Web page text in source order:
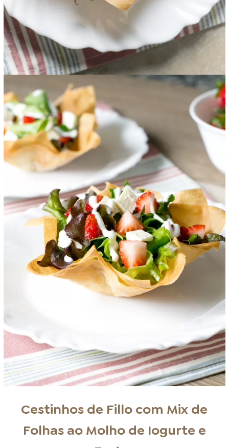
Cestinhos de Fillo com Mix de
Folhas ao Molho de Iogurte e